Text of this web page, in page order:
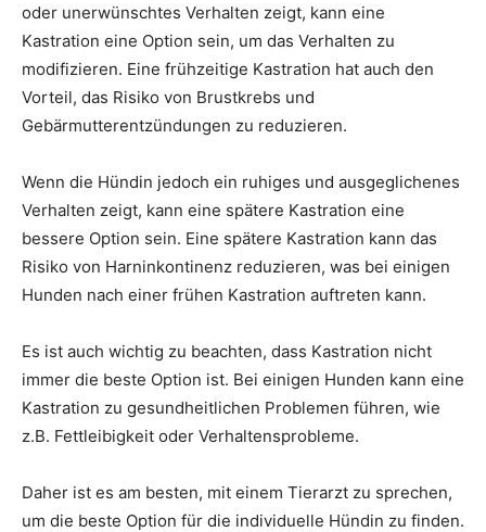
oder unerwünschtes Verhalten zeigt, kann eine
Kastration eine Option sein, um das Verhalten zu
modifizieren. Eine frühzeitige Kastration hat auch den
Vorteil, das Risiko von Brustkrebs und
Gebärmutterentzündungen zu reduzieren.
Wenn die Hündin jedoch ein ruhiges und ausgeglichenes
Verhalten zeigt, kann eine spätere Kastration eine
bessere Option sein. Eine spätere Kastration kann das
Risiko von Harninkontinenz reduzieren, was bei einigen
Hunden nach einer frühen Kastration auftreten kann.
Es ist auch wichtig zu beachten, dass Kastration nicht
immer die beste Option ist. Bei einigen Hunden kann eine
Kastration zu gesundheitlichen Problemen führen, wie
z.B. Fettleibigkeit oder Verhaltensprobleme.
Daher ist es am besten, mit einem Tierarzt zu sprechen,
um die beste Option für die individuelle Hündin zu finden.